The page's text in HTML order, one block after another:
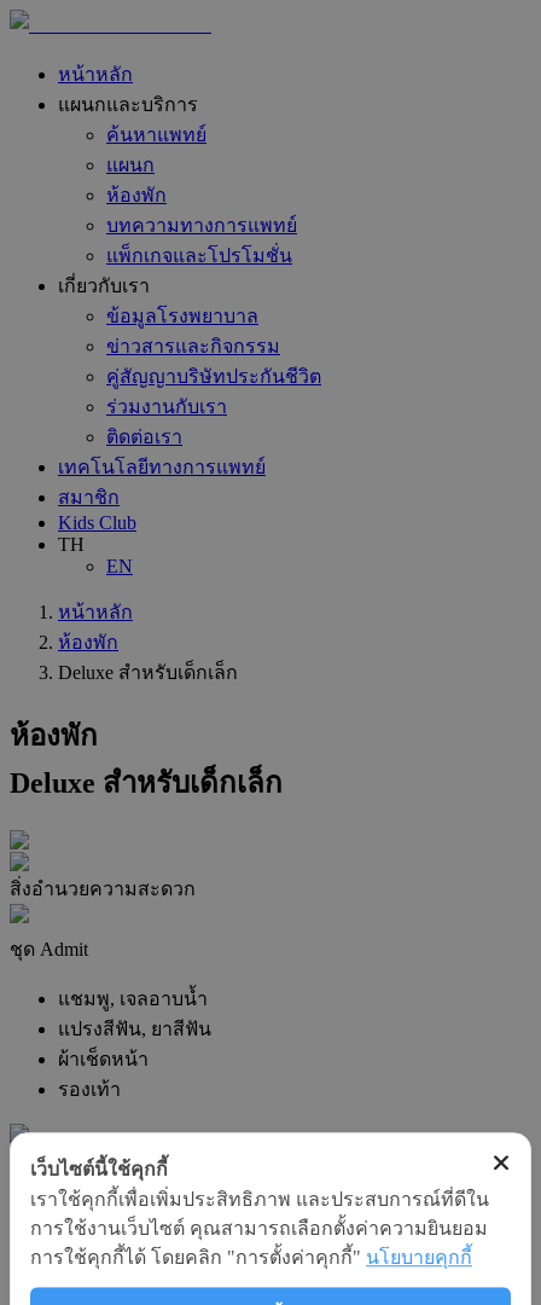
หน้าหลัก
แผนกและบริการ
ค้นหาแพทย์
แผนก
ห้องพัก
บทความทางการแพทย์
แพ็กเกจและโปรโมชั่น
เกี่ยวกับเรา
ข้อมูลโรงพยาบาล
ข่าวสารและกิจกรรม
คู่สัญญาบริษัทประกันชีวิต
ร่วมงานกับเรา
ติดต่อเรา
เทคโนโลยีทางการแพทย์
สมาชิก
Kids Club
TH
EN
หน้าหลัก
ห้องพัก
Deluxe สำหรับเด็กเล็ก
ห้องพัก
Deluxe สำหรับเด็กเล็ก
สิ่งอำนวยความสะดวก
ชุด Admit
แชมพู, เจลอาบน้ำ
แปรงสีฟัน, ยาสีฟัน
ผ้าเช็ดหน้า
รองเท้า
เครื่องทำน้ำอุ่น
เฟอร์นิเจอร์สำหรับญาติ
เว็บไซต์นี้ใช้คุกกี้
เราใช้คุกกี้เพื่อเพิ่มประสิทธิภาพ และประสบการณ์ที่ดีใน
การใช้งานเว็บไซต์ คุณสามารถเลือกตั้งค่าความยินยอม
การใช้คุกกี้ได้ โดยคลิก "การตั้งค่าคุกกี้" นโยบายคุกกี้